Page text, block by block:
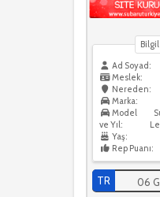
Ad Soyad:
Meslek:
Nereden:
Marka:
Model
ve Yıl:
Yaş:
Rep Puanı:
TR 06